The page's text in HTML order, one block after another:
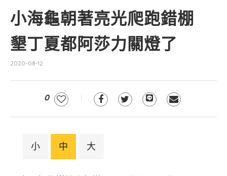
小海龜朝著亮光爬跑錯棚
墾丁夏都阿莎力關燈了
2020-08-12
0
小 中 大